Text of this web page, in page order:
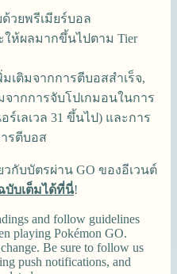
วยพรีเมียร์บอล
ให้ผลมากขึ้นไปตาม Tier
มเติมจากการตีบอสสำเร็จ,
ากการจับโปเกมอนในการ
เลเวล 31 ขึ้นไป) และการ
รตีบอส
วกับบัตรผ่าน GO ของอีเวนต์
บับเต็มได้ที่นี่!
and follow guidelines
playing Pokémon GO.
Be sure to follow us
push notifications, and